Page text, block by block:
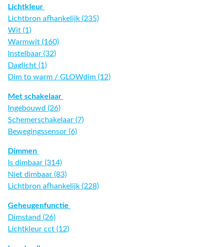
Lichtkleur
Lichtbron afhankelijk (235)
Wit (1)
Warmwit (160)
Instelbaar (32)
Daglicht (1)
Dim to warm / GLOWdim (12)
Met schakelaar
Ingebouwd (26)
Schemerschakelaar (7)
Bewegingssensor (6)
Dimmen
Is dimbaar (314)
Niet dimbaar (83)
Lichtbron afhankelijk (228)
Geheugenfunctie
Dimstand (26)
Lichtkleur cct (12)